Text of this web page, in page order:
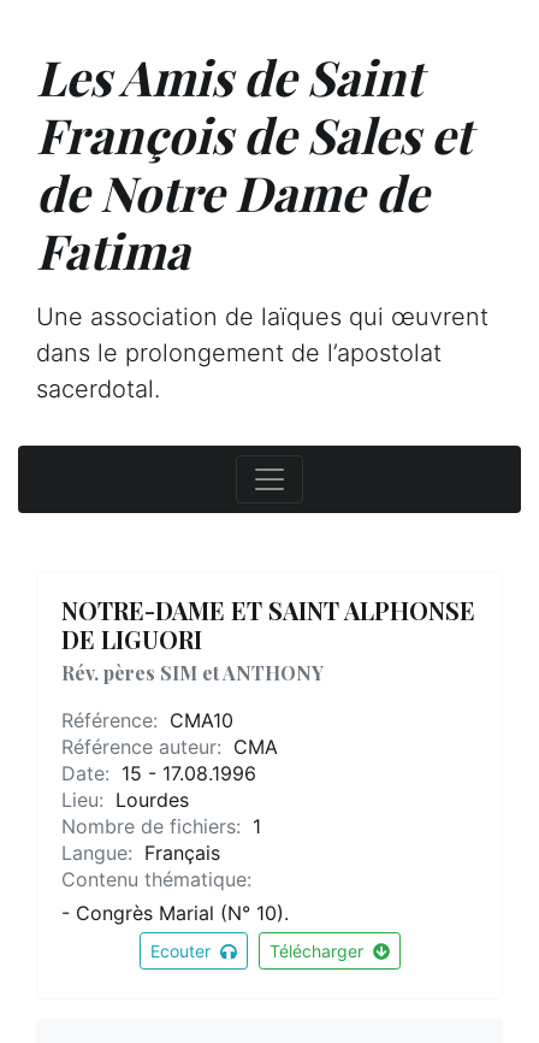
Les Amis de Saint
François de Sales et
de Notre Dame de
Fatima
Une association de laïques qui œuvrent
dans le prolongement de l’apostolat
sacerdotal.
NOTRE-DAME ET SAINT ALPHONSE
DE LIGUORI
Rév. pères SIM et ANTHONY
Référence: CMA10
Référence auteur: CMA
Date: 15 - 17.08.1996
Lieu: Lourdes
Nombre de fichiers: 1
Langue: Français
Contenu thématique:
- Congrès Marial (N° 10).
Ecouter Télécharger